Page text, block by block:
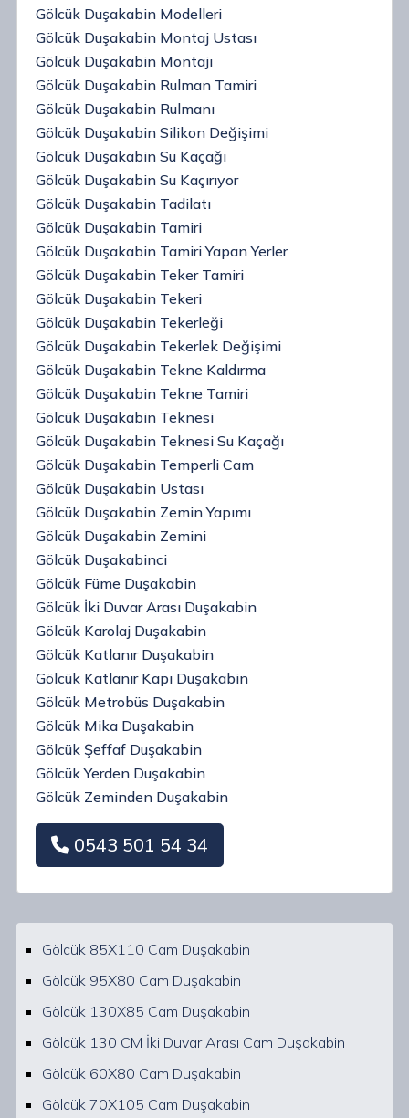
Gölcük Duşakabin Modelleri
Gölcük Duşakabin Montaj Ustası
Gölcük Duşakabin Montajı
Gölcük Duşakabin Rulman Tamiri
Gölcük Duşakabin Rulmanı
Gölcük Duşakabin Silikon Değişimi
Gölcük Duşakabin Su Kaçağı
Gölcük Duşakabin Su Kaçırıyor
Gölcük Duşakabin Tadilatı
Gölcük Duşakabin Tamiri
Gölcük Duşakabin Tamiri Yapan Yerler
Gölcük Duşakabin Teker Tamiri
Gölcük Duşakabin Tekeri
Gölcük Duşakabin Tekerleği
Gölcük Duşakabin Tekerlek Değişimi
Gölcük Duşakabin Tekne Kaldırma
Gölcük Duşakabin Tekne Tamiri
Gölcük Duşakabin Teknesi
Gölcük Duşakabin Teknesi Su Kaçağı
Gölcük Duşakabin Temperli Cam
Gölcük Duşakabin Ustası
Gölcük Duşakabin Zemin Yapımı
Gölcük Duşakabin Zemini
Gölcük Duşakabinci
Gölcük Füme Duşakabin
Gölcük İki Duvar Arası Duşakabin
Gölcük Karolaj Duşakabin
Gölcük Katlanır Duşakabin
Gölcük Katlanır Kapı Duşakabin
Gölcük Metrobüs Duşakabin
Gölcük Mika Duşakabin
Gölcük Şeffaf Duşakabin
Gölcük Yerden Duşakabin
Gölcük Zeminden Duşakabin
0543 501 54 34
Gölcük 85X110 Cam Duşakabin
Gölcük 95X80 Cam Duşakabin
Gölcük 130X85 Cam Duşakabin
Gölcük 130 CM İki Duvar Arası Cam Duşakabin
Gölcük 60X80 Cam Duşakabin
Gölcük 70X105 Cam Duşakabin